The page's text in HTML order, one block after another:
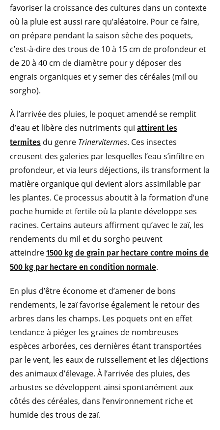
favoriser la croissance des cultures dans un contexte
où la pluie est aussi rare qu’aléatoire. Pour ce faire,
on prépare pendant la saison sèche des poquets,
c’est-à-dire des trous de 10 à 15 cm de profondeur et
de 20 à 40 cm de diamètre pour y déposer des
engrais organiques et y semer des céréales (mil ou
sorgho).
À l’arrivée des pluies, le poquet amendé se remplit
d’eau et libère des nutriments qui attirent les
termites du genre Trinervitermes. Ces insectes
creusent des galeries par lesquelles l’eau s’infiltre en
profondeur, et via leurs déjections, ils transforment la
matière organique qui devient alors assimilable par
les plantes. Ce processus aboutit à la formation d’une
poche humide et fertile où la plante développe ses
racines. Certains auteurs affirment qu’avec le zaï, les
rendements du mil et du sorgho peuvent
atteindre 1500 kg de grain par hectare contre moins de
500 kg par hectare en condition normale.
En plus d’être économe et d’amener de bons
rendements, le zaï favorise également le retour des
arbres dans les champs. Les poquets ont en effet
tendance à piéger les graines de nombreuses
espèces arborées, ces dernières étant transportées
par le vent, les eaux de ruissellement et les déjections
des animaux d’élevage. À l’arrivée des pluies, des
arbustes se développent ainsi spontanément aux
côtés des céréales, dans l’environnement riche et
humide des trous de zaï.